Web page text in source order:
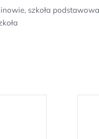
szkoła